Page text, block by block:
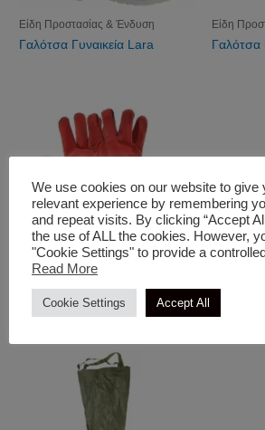
Είδη Προστασίας & Ένδυση
Γαλότσα Γυναικεία Lara
Είδη
Γαλότσα
Γάντια Ηλεκτροσυγκόλλησης
We use cookies on our website to give
relevant experience by remembering
and repeat visits. By clicking “Accept
the use of ALL the cookies. However,
"Cookie Settings" to provide a
Read More
Cookie Settings Accept All